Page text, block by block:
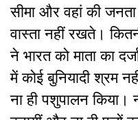
सीमा और वहां की
वास्ता नहीं रखते।
ने भारत को माता का
में कोई बुनियादी श्रम
ना ही पशुपालन किया।